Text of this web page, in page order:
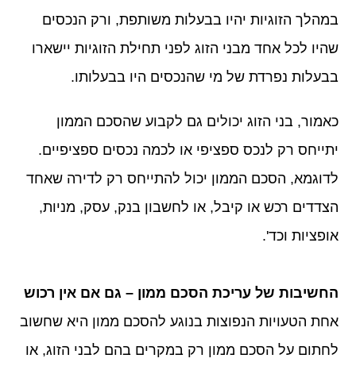
במהלך הזוגיות יהיו בבעלות משותפת, ורק הנכסים
שהיו לכל אחד מבני הזוג לפני תחילת הזוגיות יישארו
בבעלות נפרדת של מי שהנכסים היו בבעלותו.
כאמור, בני הזוג יכולים גם לקבוע שהסכם הממון
יתייחס רק לנכס ספציפי או לכמה נכסים ספציפיים.
לדוגמא, הסכם הממון יכול להתייחס רק לדירה שאחד
הצדדים רכש או קיבל, או לחשבון בנק, עסק, מניות,
אופציות וכד'.
החשיבות של עריכת הסכם ממון – גם אם אין רכוש
אחת הטעויות הנפוצות בנוגע להסכם ממון היא שחשוב
לחתום על הסכם ממון רק במקרים בהם לבני הזוג, או